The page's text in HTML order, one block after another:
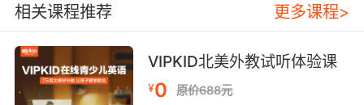
句型设计非常精巧，同一句式在不同场景中反复
出现，孩子读几本下来就能脱口而出。比如“I can
see the…”这个句型，会在动物园、公园、厨房等
多个场景中轮番出现。如果你家孩子输入量够了
但迟迟不愿意开口说，海尼曼会是一个很好的突
相关课程推荐 更多课程>
VIPKID北美外教试听体验课
¥0 原价688元